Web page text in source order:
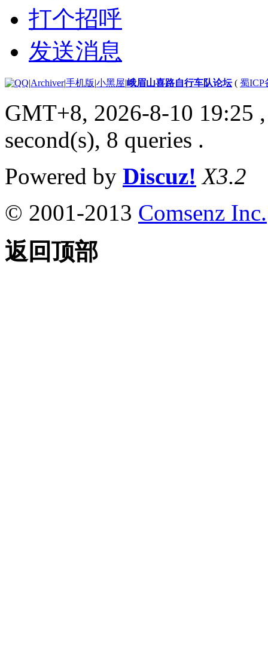
打个招呼
发送消息
|Archiver|手机版|小黑屋|峨眉山喜路自行车队论坛( 蜀ICP
GMT+8, 2026-8-10 19:25
second(s), 8 queries .
Powered by Discuz! X3.2
© 2001-2013 Comsenz Inc.
返回顶部